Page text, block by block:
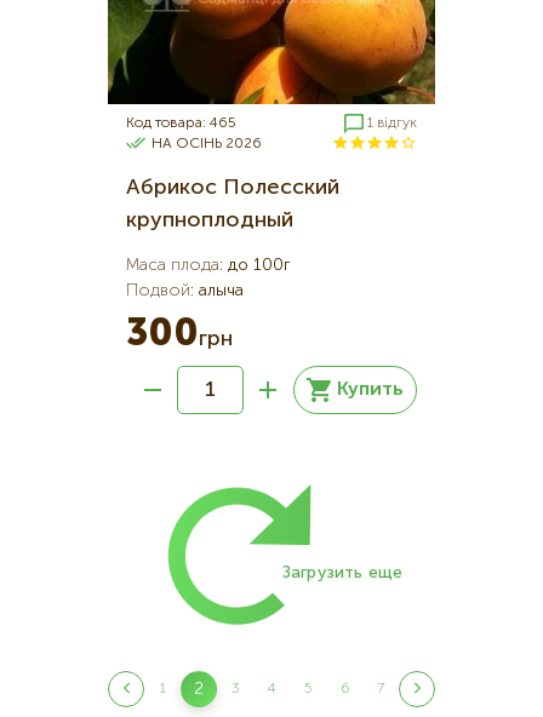
Код товара: 465
1 відгук
НА ОСІНЬ 2026
Абрикос Полесский
крупноплодный
Маса плода: до 100г
Подвой: алыча
300грн
Купить
Нумерация
страниц
Загрузить еще
Нумерация
Страница
1
Текущая
2
3
4
5
Страница
6
Страница
7